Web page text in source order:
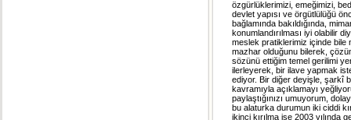
özgürlüklerimizi, emeğimizi,
devlet yapısı ve örgütlülüğü
bağlamında bakıldığında,
konumlandırılması iyi olabilir
meslek pratiklerimiz içinde bile
mazhar olduğunu bilerek,
sözünü ettiğim temel gerilimi
ilerleyerek, bir ilave yapmak
ediyor. Bir diğer deyişle, şarkî
kavramıyla açıklamayı
paylaştığınızı umuyorum,
bu alaturka durumun iki ciddi
ikinci kırılma ise 2003 yılında